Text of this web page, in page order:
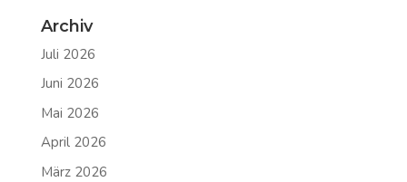
Archiv
Juli 2026
Juni 2026
Mai 2026
April 2026
März 2026